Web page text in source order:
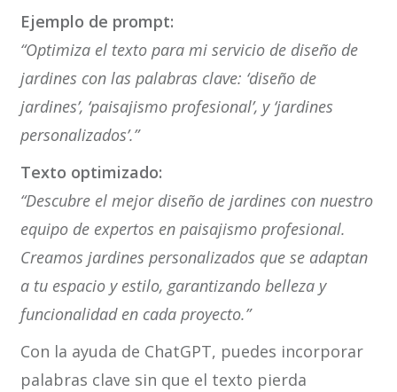
Ejemplo de prompt:
“Optimiza el texto para mi servicio de diseño de
jardines con las palabras clave: ‘diseño de
jardines’, ‘paisajismo profesional’, y ‘jardines
personalizados’.”
Texto optimizado:
“Descubre el mejor diseño de jardines con nuestro
equipo de expertos en paisajismo profesional.
Creamos jardines personalizados que se adaptan
a tu espacio y estilo, garantizando belleza y
funcionalidad en cada proyecto.”
Con la ayuda de ChatGPT, puedes incorporar
palabras clave sin que el texto pierda